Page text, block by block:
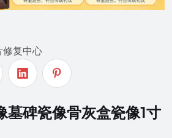
修复中心
墓碑瓷像骨灰盒瓷像1寸